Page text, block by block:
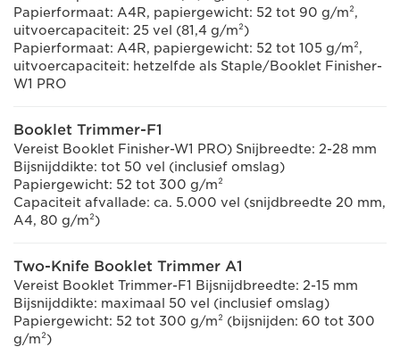
Papierformaat: A4R, papiergewicht: 52 tot 90 g/m²,
uitvoercapaciteit: 25 vel (81,4 g/m²)
Papierformaat: A4R, papiergewicht: 52 tot 105 g/m²,
uitvoercapaciteit: hetzelfde als Staple/Booklet Finisher-
W1 PRO
Booklet Trimmer-F1
Vereist Booklet Finisher-W1 PRO) Snijbreedte: 2-28 mm
Bijsnijddikte: tot 50 vel (inclusief omslag)
Papiergewicht: 52 tot 300 g/m²
Capaciteit afvallade: ca. 5.000 vel (snijdbreedte 20 mm,
A4, 80 g/m²)
Two-Knife Booklet Trimmer A1
Vereist Booklet Trimmer-F1 Bijsnijdbreedte: 2-15 mm
Bijsnijddikte: maximaal 50 vel (inclusief omslag)
Papiergewicht: 52 tot 300 g/m² (bijsnijden: 60 tot 300
g/m²)